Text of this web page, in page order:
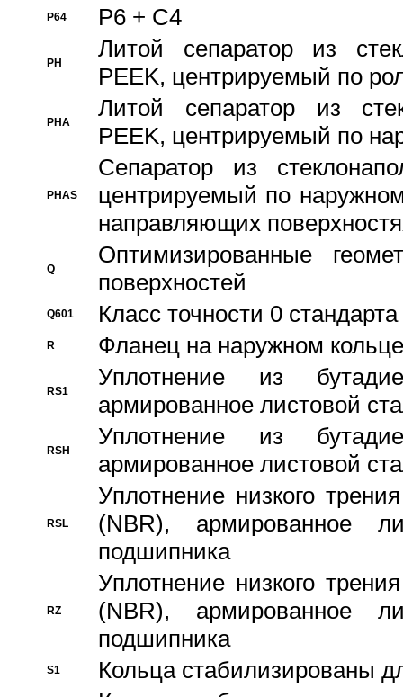
P64 P6 + C4
PH
Литой сепаратор из
PEEK, центрируемый по
PHA
Литой сепаратор из
PEEK, центрируемый по
PHAS
Сепаратор из
центрируемый по
направляющих
Q
Оптимизированные
поверхностей
Q601 Класс точности 0
R Фланец на наружном кольце
RS1
Уплотнение из
армированное листовой
RSH
Уплотнение из
армированное листовой
RSL
Уплотнение низкого
(NBR), армированное
подшипника
RZ
Уплотнение низкого
(NBR), армированное
подшипника
S1 Кольца стабилизированы